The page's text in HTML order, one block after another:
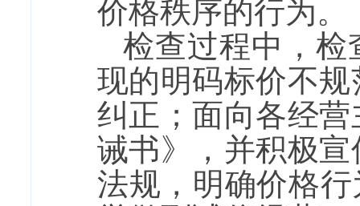
价格秩序的行为。
检查过程中，检
现的明码标价不
纠正；面向各经
诫书》，并积极
法规，明确价格